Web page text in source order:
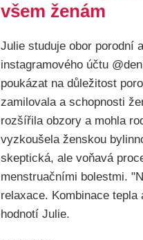
všem ženám
Julie studuje obor porodní
instagramového účtu
poukázat na důležitost
zamilovala a schopnosti
rozšířila obzory a mohla
vyzkoušela ženskou
skeptická, ale voňavá
menstruačními bolestmi.
relaxace. Kombinace
hodnotí Julie.